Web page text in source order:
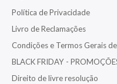
Palhaços
Papagaios - Papagaios anões
Triggers
Nyos
Red Sea
Reef Factory
Política de Privacidade
Livro de Reclamações
Condições e Termos Gerais
BLACK FRIDAY -
Direito de livre resolução